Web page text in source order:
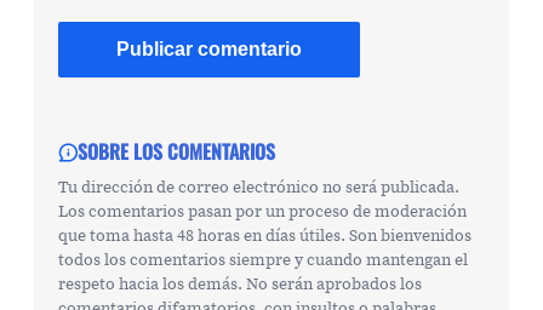
SOBRE LOS COMENTARIOS
Tu dirección de correo electrónico no será publicada.
Los comentarios pasan por un proceso de moderación
que toma hasta 48 horas en días útiles. Son bienvenidos
todos los comentarios siempre y cuando mantengan el
respeto hacia los demás. No serán aprobados los